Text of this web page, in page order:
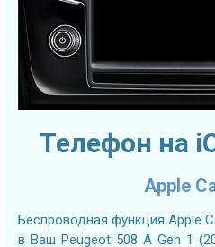
Телефон на
Apple
Беспроводная функция Apple
в Ваш Peugeot 508 A Gen 1